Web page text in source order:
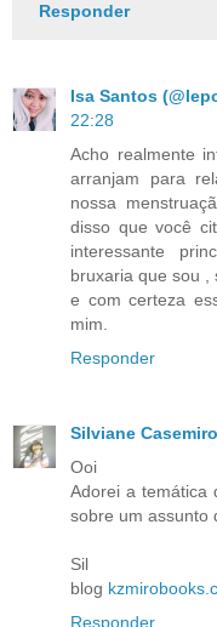
Responder
Isa Santos
22:28
Acho realmente
arranjam para
nossa
disso que você
interessante
bruxaria que sou ,
e com certeza
mim.
Responder
Silviane Casemiro
Ooi
Adorei a temática
sobre um assunto
Sil
blog
Responder